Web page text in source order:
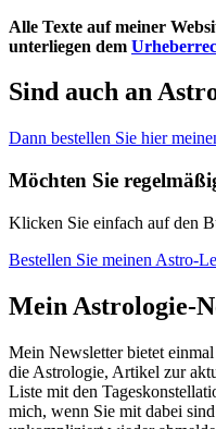
Alle Texte auf meiner
unterliegen dem
Sind auch an
Dann bestellen Sie hier
Möchten Sie
Klicken Sie einfach auf den
Bestellen Sie meinen Astro-
Mein Astrologie-
Mein Newsletter bietet
die Astrologie, Artikel zur
Liste mit den
mich, wenn Sie mit dabei